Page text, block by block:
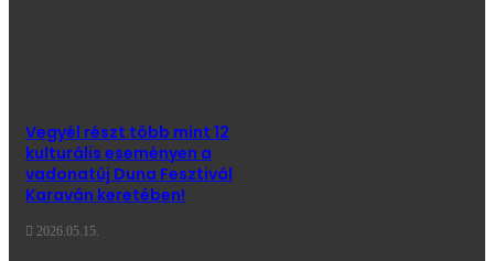
Vegyél részt több mint 12
kulturális eseményen a
vadonatúj Duna Fesztivál
Karaván keretében!
2026.05.15.